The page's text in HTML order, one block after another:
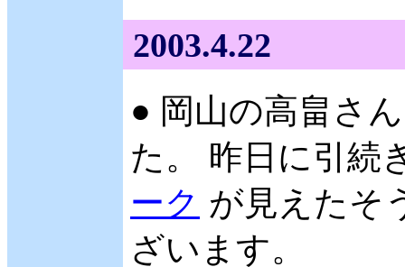
2003.4.22
● 岡山の高畠さ
た。 昨日に引続
ーク が見えたそ
ざいます。